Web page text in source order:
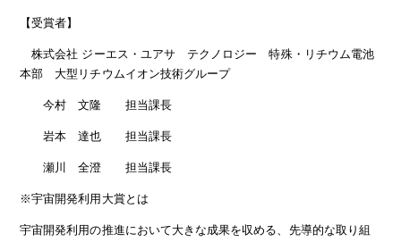
【受賞者】
株式会社 ジーエス・ユアサ テクノロジー 特殊・リチウム電池
本部 大型リチウムイオン技術グループ
今村 文隆 担当課長
岩本 達也 担当課長
瀬川 全澄 担当課長
※宇宙開発利用大賞とは
宇宙開発利用の推進において大きな成果を収める、先導的な取り組